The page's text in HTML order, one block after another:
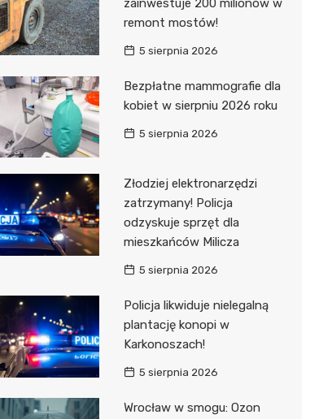
zainwestuje 200 milionów w
remont mostów!
5 sierpnia 2026
Bezpłatne mammografie dla
kobiet w sierpniu 2026 roku
5 sierpnia 2026
Złodziej elektronarzędzi
zatrzymany! Policja
odzyskuje sprzęt dla
mieszkańców Milicza
5 sierpnia 2026
Policja likwiduje nielegalną
plantację konopi w
Karkonoszach!
5 sierpnia 2026
Wrocław w smogu: Ozon